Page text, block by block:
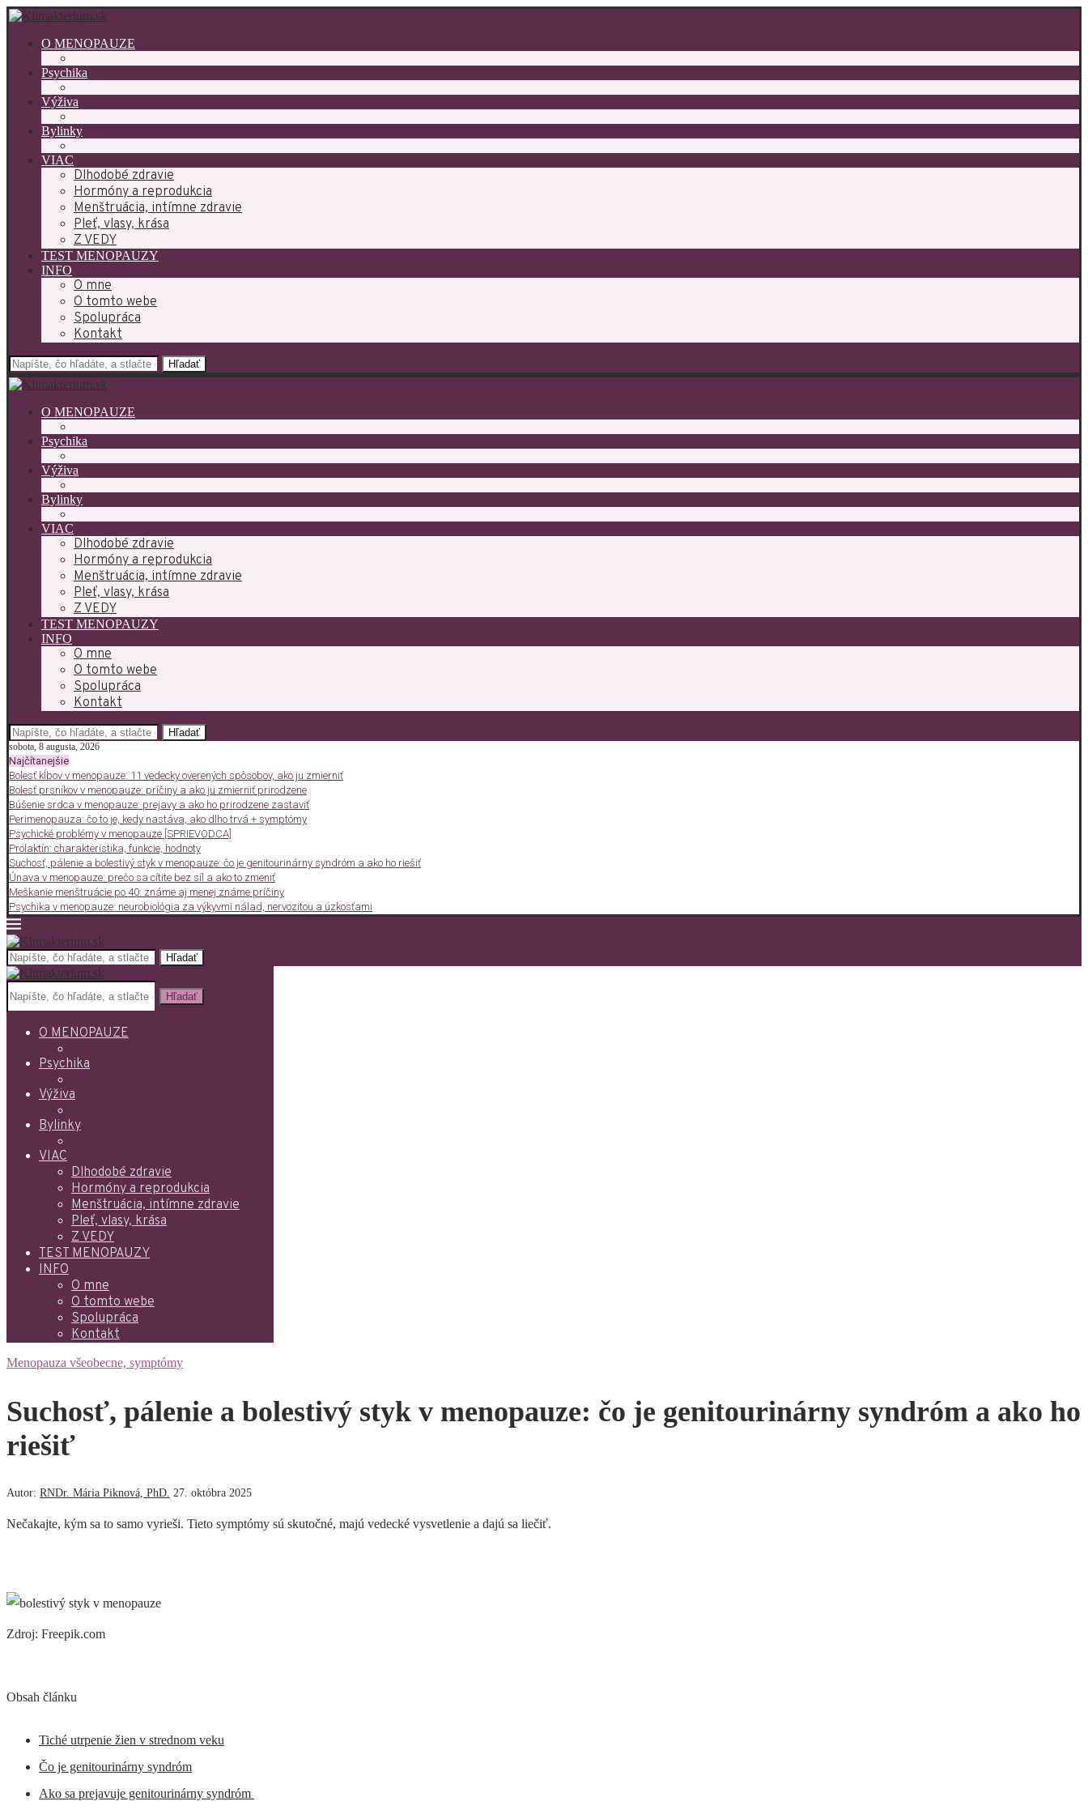
O MENOPAUZE
Psychika
Výživa
Bylinky
VIAC
Dlhodobé zdravie
Hormóny a reprodukcia
Menštruácia, intímne zdravie
Pleť, vlasy, krása
Z VEDY
TEST MENOPAUZY
INFO
O mne
O tomto webe
Spolupráca
Kontakt
Hľadať
O MENOPAUZE
Psychika
Výživa
Bylinky
VIAC
Dlhodobé zdravie
Hormóny a reprodukcia
Menštruácia, intímne zdravie
Pleť, vlasy, krása
Z VEDY
TEST MENOPAUZY
INFO
O mne
O tomto webe
Spolupráca
Kontakt
Hľadať
sobota, 8 augusta, 2026
Najčítanejšie
Bolesť kĺbov v menopauze: 11 vedecky overených spôsobov, ako ju zmierniť
Bolesť prsníkov v menopauze: príčiny a ako ju zmierniť prirodzene
Búšenie srdca v menopauze: prejavy a ako ho prirodzene zastaviť
Perimenopauza: čo to je, kedy nastáva, ako dlho trvá + symptómy
Psychické problémy v menopauze [SPRIEVODCA]
Prolaktín: charakteristika, funkcie, hodnoty
Suchosť, pálenie a bolestivý styk v menopauze: čo je genitourinárny syndróm a ako ho riešiť
Únava v menopauze: prečo sa cítite bez síl a ako to zmeniť
Meškanie menštruácie po 40: známe aj menej známe príčiny
Psychika v menopauze: neurobiológia za výkyvmi nálad, nervozitou a úzkosťami
Hľadať
Hľadať
O MENOPAUZE
Psychika
Výživa
Bylinky
VIAC
Dlhodobé zdravie
Hormóny a reprodukcia
Menštruácia, intímne zdravie
Pleť, vlasy, krása
Z VEDY
TEST MENOPAUZY
INFO
O mne
O tomto webe
Spolupráca
Kontakt
Menopauza všeobecne, symptómy
Suchosť, pálenie a bolestivý styk v menopauze: čo je genitourinárny syndróm a ako ho
riešiť
Autor: RNDr. Mária Piknová, PhD. 27. októbra 2025
Nečakajte, kým sa to samo vyrieši. Tieto symptómy sú skutočné, majú vedecké vysvetlenie a dajú sa liečiť.
Zdroj: Freepik.com
Obsah článku
Tiché utrpenie žien v strednom veku
Čo je genitourinárny syndróm
Ako sa prejavuje genitourinárny syndróm